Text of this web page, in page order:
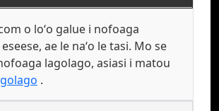
o loʻo galue i nofoaga
ae le naʻo le tasi. Mo se
lagolago, asiasi i matou
.